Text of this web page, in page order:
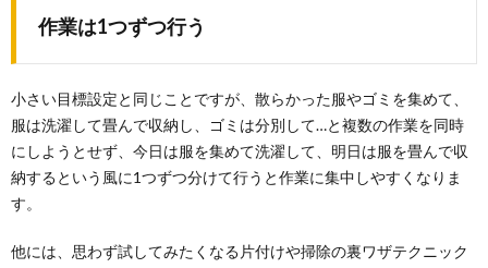
作業は1つずつ行う
小さい目標設定と同じことですが、散らかった服やゴミを集めて、
服は洗濯して畳んで収納し、ゴミは分別して…と複数の作業を同時
にしようとせず、今日は服を集めて洗濯して、明日は服を畳んで収
納するという風に1つずつ分けて行うと作業に集中しやすくなりま
す。
他には、思わず試してみたくなる片付けや掃除の裏ワザテクニック